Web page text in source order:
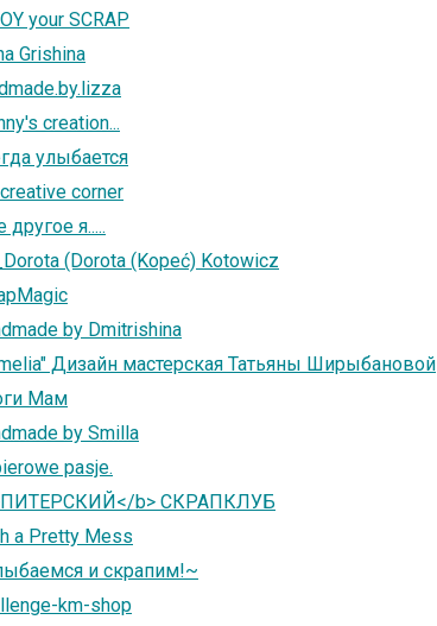
your SCRAP
Grishina
creation...
улыбается
corner
другое я.....
(Dorota (Kopeć) Kotowicz
by Dmitrishina
Дизайн мастерская Татьяны Ширыбановой
Мам
by Smilla
pasje.
b> СКРАПКЛУБ
a Pretty Mess
и скрапим!~
km-shop